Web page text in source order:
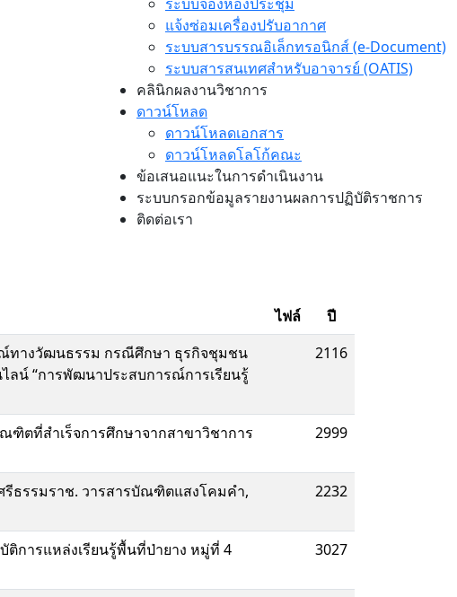
แจ้งซ่อมเครื่องปรับอากาศ
ระบบสารบรรณอิเล็กทรอนิกส์ (e-Document)
ระบบสารสนเทศสำหรับอาจารย์ (OATIS)
คลินิกผลงานวิชาการ
ดาวน์โหลด
ดาวน์โหลดเอกสาร
ดาวน์โหลดโลโก้คณะ
ข้อเสนอแนะในการดำเนินงาน
ระบบกรอกข้อมูลรายงานผลการปฏิบัติราชการ
ติดต่อเรา
ไฟล์
ปี
ทางวัฒนธรรม กรณีศึกษา ธุรกิจชุมชน
ลน์ “การพัฒนาประสบการณ์การเรียนรู้
2116
ฑิตที่สำเร็จการศึกษาจากสาขาวิชาการ
2999
ธรรมราช. วารสารบัณฑิตแสงโคมคำ,
2232
การแหล่งเรียนรู้พื้นที่ป่ายาง หมู่ที่ 4
3027